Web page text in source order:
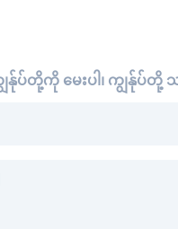
ျွန်ုပ်တို့ကို မေးပါ၊ ကျွန်ုပ်တို့